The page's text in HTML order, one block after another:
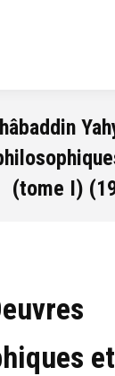
(tome I)